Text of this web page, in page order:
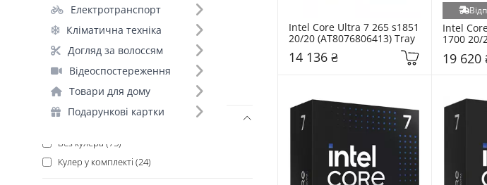
Електротранспорт
Кліматична техніка
Догляд за волоссям
Відеоспостереження
Товари для дому
Подарункові картки
Socket 1851 (22)
Socket 1200 (14)
Socket 1151 (4)
Socket 1155 (1)
Socket 2066 (1)
Без кулера (75)
Кулер у комплекті (24)
Intel Core Ultra 7 265 s1851
20/20 (AT8076806413) Tray
14 136 ₴
Intel
1700 20/
19 620